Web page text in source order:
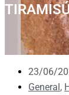
23/06/
General,